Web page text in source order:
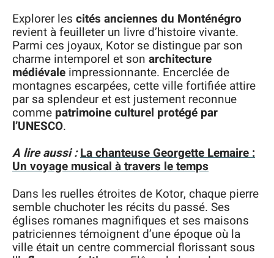
Explorer les cités anciennes du Monténégro
revient à feuilleter un livre d’histoire vivante.
Parmi ces joyaux, Kotor se distingue par son
charme intemporel et son architecture
médiévale impressionnante. Encerclée de
montagnes escarpées, cette ville fortifiée attire
par sa splendeur et est justement reconnue
comme patrimoine culturel protégé par
l’UNESCO.
A lire aussi :La chanteuse Georgette Lemaire :
Un voyage musical à travers le temps
Dans les ruelles étroites de Kotor, chaque pierre
semble chuchoter les récits du passé. Ses
églises romanes magnifiques et ses maisons
patriciennes témoignent d’une époque où la
ville était un centre commercial florissant sous